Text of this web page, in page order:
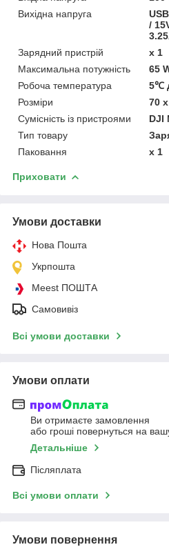
Вихідна напруга
/
Зарядний пристрій
x 1
Максимальна потужність
65
Робоча температура
5℃
Розміри
70
Сумісність із пристроями
DJI
Тип товару
Паковання
x 1
Приховати
Умови доставки
Нова Пошта
Укрпошта
Meest ПОШТА
Самовивіз
Всі умови доставки
Умови оплати
Ви отримаєте замовлення
або гроші повернуться на
Детальніше
Післяплата
Всі умови оплати
Умови повернення